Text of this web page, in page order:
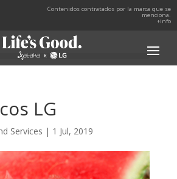
Contenidos contratados por la marca que se
menciona.
+info
LG
Services | 1 Jul, 2019